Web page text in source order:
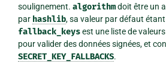
soulignement. algorithmdoit être un
par hashlib, sa valeur par défaut étant
fallback_keysest une liste de
pour valider des données signées, et
SECRET_KEY_FALLBACKS.